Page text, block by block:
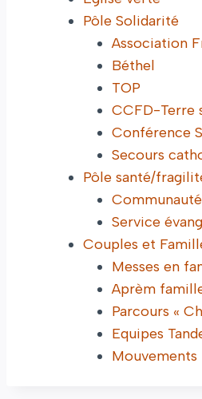
Pôle Solidarité
Association
Béthel
TOP
CCFD-Terre
Conférence
Secours
Pôle santé/
Service
Couples et
Messes en
Aprèm
Parcours «
Equipes